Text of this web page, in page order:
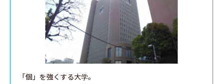
「個」を強くする大学。